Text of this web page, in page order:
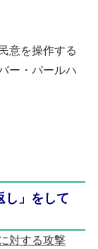
意を操作する
ー・パールハ
し」をして
対する攻撃